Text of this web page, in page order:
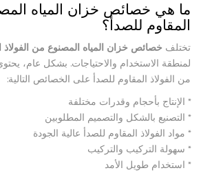
ما هي خصائص خزان المياه
المقاوم للصدأ؟
تختلف خصائص خزان المياه المصنوع من الفولاذ
لمنطقة الاستخدام والاحتياجات. بشكل عام،
من الفولاذ المقاوم للصدأ على الخصائص التالية:
* الإنتاج بأحجام وقدرات مختلفة
* التصنيع بالشكل والتصميم المطلوبين
* مواد الفولاذ المقاوم للصدأ عالية الجودة
* سهولة التركيب والتركيب
* استخدام طويل الأمد